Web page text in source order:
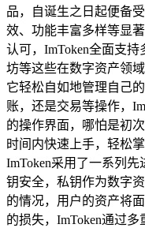
品，自诞生之日起便备
效、功能丰富多样等显
认可，ImToken全面支
坊等这些在数字资产领
它轻松自如地管理自己
账，还是交易等操作，
的操作界面，哪怕是初
时间内快速上手，轻松
ImToken采用了一系列
钥安全，私钥作为数字
的情况，用户的资产将
的损失，ImToken通过